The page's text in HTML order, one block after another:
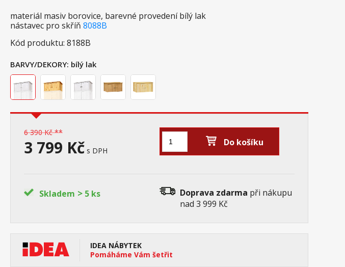
materiál masiv borovice, barevné provedení bílý lak
nástavec pro skříň 8088B
Kód produktu: 8188B
BARVY/DEKORY: bílý lak
6 390 Kč **
3 799 Kč s DPH
Do košíku
Skladem > 5 ks Doprava zdarma při nákupu
nad 3 999 Kč
IDEA NÁBYTEK
Pomáháme Vám šetřit